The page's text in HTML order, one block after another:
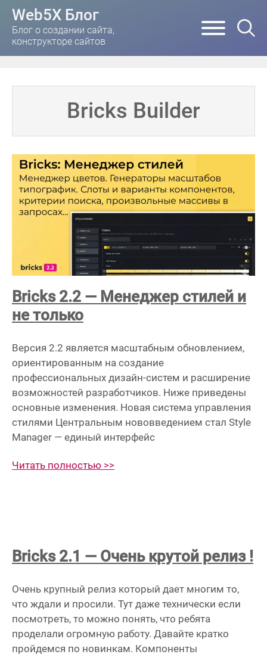
Web5X Блог
Блог о создании сайта,
конструкторе сайтов
Bricks Builder
Bricks 2.2 — Менеджер стилей и
не только
Версия 2.2 является масштабным обновлением,
ориентированным на создание
профессиональных дизайн-систем и расширение
возможностей разработчиков. Ниже приведены
основные изменения. Новая система управления
стилями Центральным нововведением стал Style
Manager — единый интерфейс
Читать полностью >>
Bricks 2.1 — Очень крутой релиз !
Очень крупный релиз который дает многим то,
что ждали и просили. Тут даже технически если
посмотреть, то можно понять, что ребята
проделали огромную работу. Давайте кратко
пройдемся по новинкам. Компоненты